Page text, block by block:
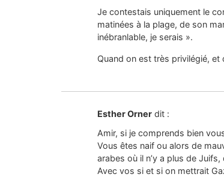
Je contestais uniquement le
matinées à la plage, de son
inébranlable, je serais ».
Quand on est très privilégié, et
Esther Orner dit :
Amir, si je comprends bien
Vous êtes naif ou alors de
arabes où il n’y a plus de
Avec vos si et si on mettrait